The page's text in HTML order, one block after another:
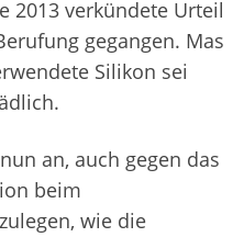
2013 verkündete Urteil
gegangen. Mas
Silikon sei
an, auch gegen das
beim
wie die